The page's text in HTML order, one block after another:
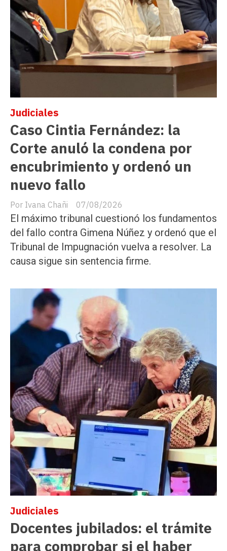
Caso Cintia Fernández: la
Corte anuló la condena por
encubrimiento y ordenó un
nuevo fallo
Ivana Chañi
Judiciales
07/08/2026
El máximo tribunal cuestionó los fundamentos
del fallo contra Gimena Núñez y ordenó que el
Tribunal de Impugnación vuelva a resolver. La
causa sigue sin sentencia firme.
Docentes jubilados: el trámite
para comprobar si el haber
Judiciales